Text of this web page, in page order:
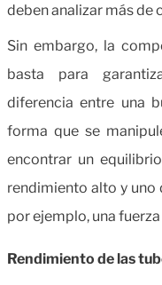
deben analizar más de
Sin embargo, la
basta para
diferencia entre una
forma que se
encontrar un
rendimiento alto y uno
por ejemplo, una
Rendimiento de las